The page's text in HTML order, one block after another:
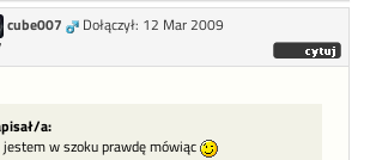
cube007
Dołączył: 12 Mar 2009
a:
w szoku prawdę mówiąc